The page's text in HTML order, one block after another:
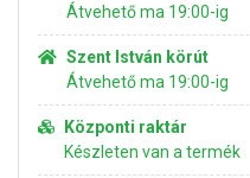
Átvehető ma 19:00-ig
Szent István körút
Átvehető ma 19:00-ig
Központi raktár
Készleten van a termék